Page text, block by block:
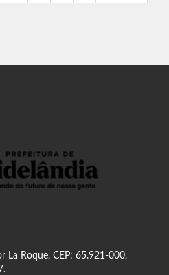
La Roque, CEP: 65.921-000,